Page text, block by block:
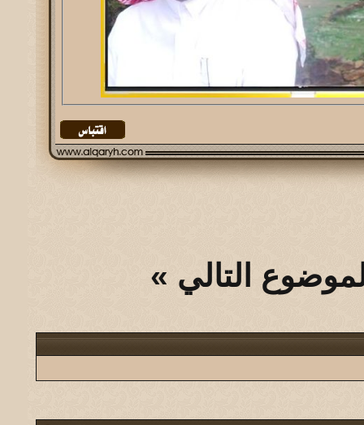
التالي »